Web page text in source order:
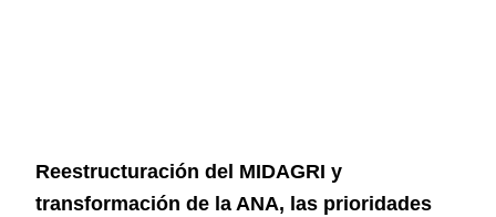
Reestructuración del MIDAGRI y
transformación de la ANA, las prioridades